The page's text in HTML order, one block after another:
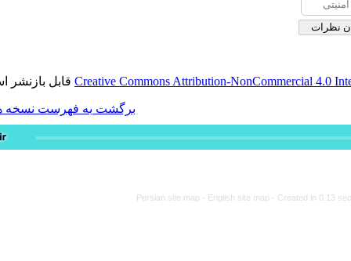
Creative Commonsقابل بازنشر است.
برگشت به فهرست نسخه ها
Persian site map -